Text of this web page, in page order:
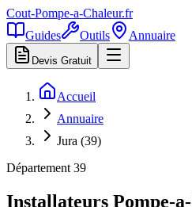
Cout-Pompe-a-Chaleur.fr
Guides
Outils Annuaire
Devis Gratuit
Accueil
Annuaire
Jura (39)
Département 39
Installateurs Pompe-